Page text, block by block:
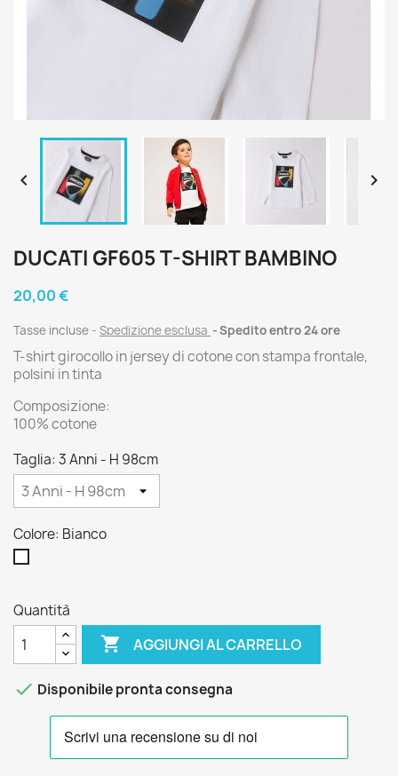
 
DUCATI GF605 T-SHIRT BAMBINO
20,00 €
Tasse incluse Spedizione esclusa Spedito entro 24 ore
T-shirt girocollo in jersey di cotone con stampa frontale,
polsini in tinta
Composizione:
100% cotone
Taglia: 3 Anni - H 98cm
Colore: Bianco
Quantità
 AGGIUNGI AL CARRELLO
 Disponibile pronta consegna